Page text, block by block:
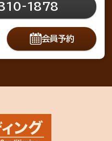
1878
会員予約